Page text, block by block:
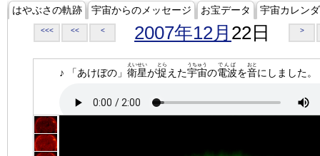
はやぶさの軌跡 宇宙からのメッセージ お宝データ 宇宙カレン
<<< << < 2007年12月 22日 >
♪ 「あけぼの」 衛星
えいせい
が捉
とら
えた宇宙
うちゅう
の電波
でんぱ
を音
おと
にしました。